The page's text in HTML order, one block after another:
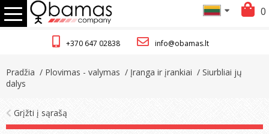
+370 647 02838 info@obamas.lt
0
Pradžia / Plovimas - valymas / Įranga ir įrankiai / Siurbliai jų
dalys
Grįžti į sąrašą